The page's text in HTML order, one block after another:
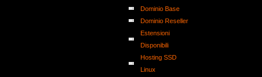
Dominio Base
Dominio Reseller
Estensioni
Disponibili
Hosting SSD
Linux